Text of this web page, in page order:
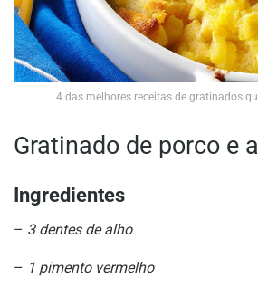
4 das melhores receitas de gratinados
Gratinado de porco e
Ingredientes
– 3 dentes de alho
– 1 pimento vermelho